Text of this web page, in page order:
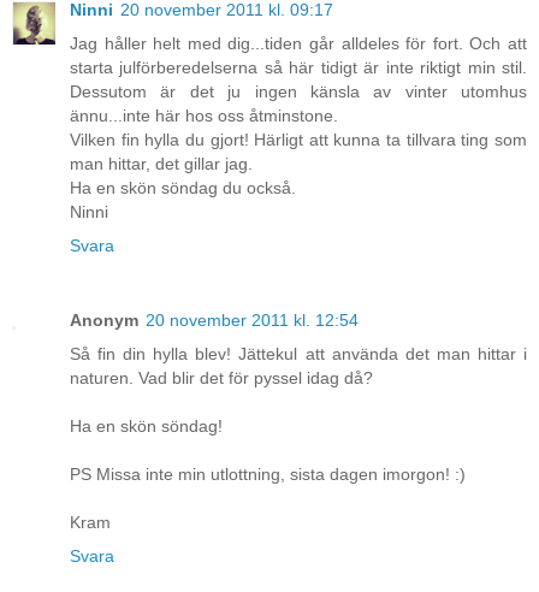
Ninni 20 november 2011 kl. 09:17
Jag håller helt med dig...tiden går alldeles för fort. Och att
starta julförberedelserna så här tidigt är inte riktigt min stil.
Dessutom är det ju ingen känsla av vinter utomhus
ännu...inte här hos oss åtminstone.
Vilken fin hylla du gjort! Härligt att kunna ta tillvara ting som
man hittar, det gillar jag.
Ha en skön söndag du också.
Ninni
Svara
Anonym 20 november 2011 kl. 12:54
Så fin din hylla blev! Jättekul att använda det man hittar i
naturen. Vad blir det för pyssel idag då?
Ha en skön söndag!
PS Missa inte min utlottning, sista dagen imorgon! :)
Kram
Svara